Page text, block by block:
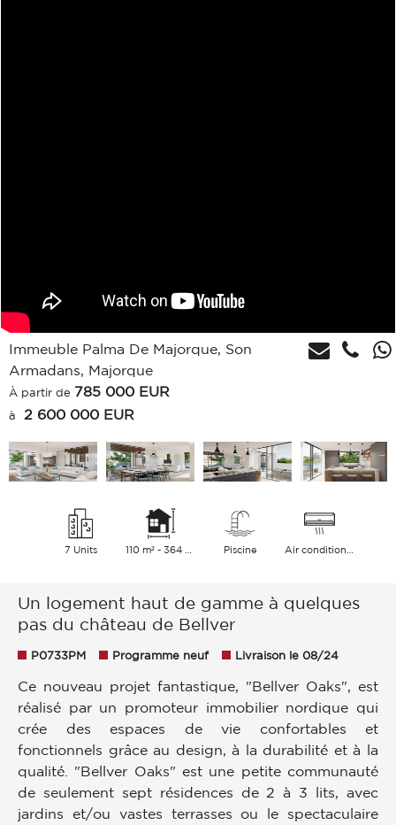
Immeuble Palma De Majorque, Son
Armadans, Majorque
À partir de 785 000 EUR
à 2 600 000 EUR
7 Units Piscine
Un logement haut de gamme à quelques
pas du château de Bellver
P0733PM Programme neuf Livraison le 08/24
Ce nouveau projet fantastique, "Bellver Oaks", est
réalisé par un promoteur immobilier nordique qui
crée des espaces de vie confortables et
fonctionnels grâce au design, à la durabilité et à la
qualité. "Bellver Oaks" est une petite communauté
de seulement sept résidences de 2 à 3 lits, avec
jardins et/ou vastes terrasses ou le spectaculaire